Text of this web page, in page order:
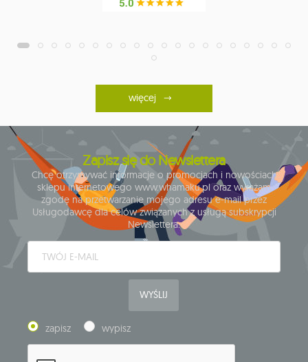
więcej
Zapisz się do Newslettera
Chcę otrzymywać informacje o promocjach i nowościach
sklepu internetowego www.whamaku.pl oraz wyrażam
zgodę na przetwarzanie mojego adresu e-mail przez
Usługodawcę dla celów związanych z usługą subskrypcji
Newslettera.
WYŚLIJ
zapisz wypisz